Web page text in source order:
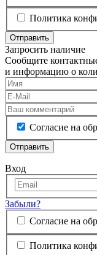
Политика
Отправить
Запросить наличие
Сообщите
и информацию о
Согласие на
Отправить
Вход
Забыли?
Согласие на
Политика